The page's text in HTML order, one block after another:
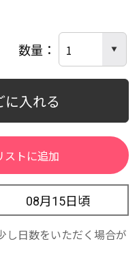
数量
に入れる
08月15日頃
し日数をいただく場合が